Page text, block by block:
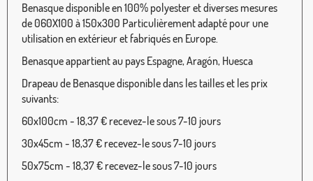
Benasque disponible en 100% polyester et diverses mesures
de 060X100 à 150x300 Particulièrement adapté pour une
utilisation en extérieur et fabriqués en Europe.
Benasque appartient au pays Espagne, Aragón, Huesca
Drapeau de Benasque disponible dans les tailles et les prix
suivants:
60x100cm - 18,37 € recevez-le sous 7-10 jours
30x45cm - 18,37 € recevez-le sous 7-10 jours
50x75cm - 18,37 € recevez-le sous 7-10 jours